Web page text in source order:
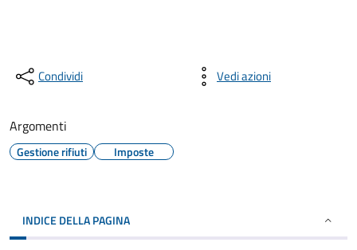
Condividi Vedi azioni
Argomenti
Gestione rifiuti Imposte
INDICE DELLA PAGINA